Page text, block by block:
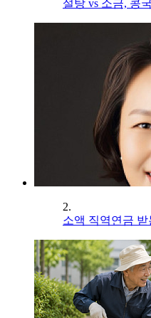
설탕 vs 소금, 콩
2.
소액 직역연금